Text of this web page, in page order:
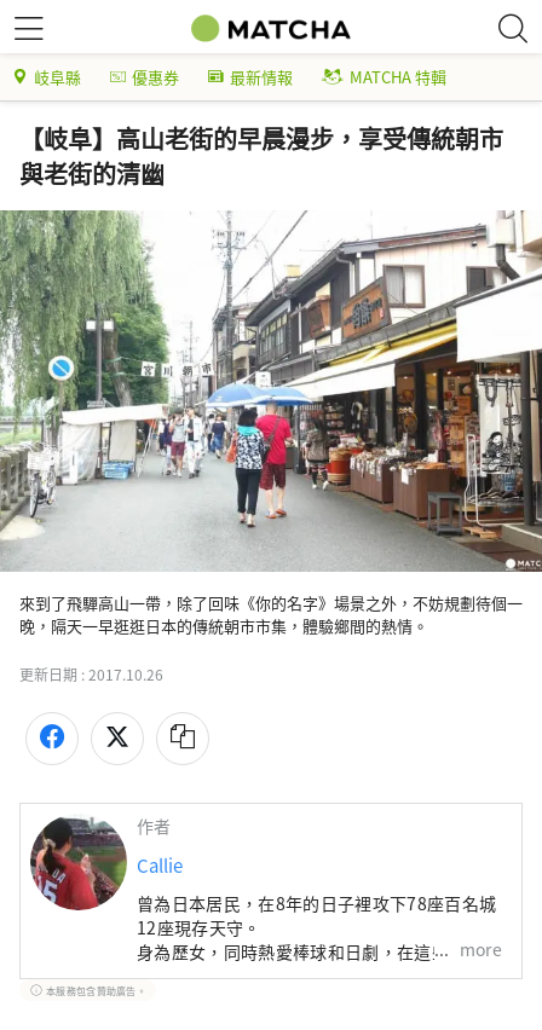
岐阜縣 優惠券 最新情報 MATCHA 特輯
【岐阜】高山老街的早晨漫步，享受傳統朝市
與老街的清幽
來到了飛驒高山一帶，除了回味《你的名字》場景之外，不妨規劃待個一
晚，隔天一早逛逛日本的傳統朝市市集，體驗鄉間的熱情。
更新日期 :2017.10.26
作者
Callie
曾為日本居民，在8年的日子裡攻下78座百名城
12座現存天守。
身為歷女，同時熱愛棒球和日劇，在這些興趣驅
使下，努力踏遍47都道府縣。
希望能傳達不只日本的風景，還有更多日本的文
more
本服務包含贊助廣告。